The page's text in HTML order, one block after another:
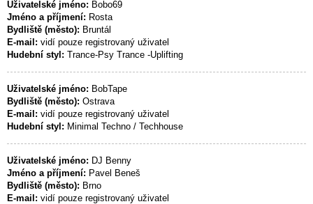
Uživatelské jméno: Bobo69
Jméno a příjmení: Rosta
Bydliště (město): Bruntál
E-mail: vidí pouze registrovaný uživatel
Hudební styl: Trance-Psy Trance -Uplifting
Uživatelské jméno: BobTape
Bydliště (město): Ostrava
E-mail: vidí pouze registrovaný uživatel
Hudební styl: Minimal Techno / Techhouse
Uživatelské jméno: DJ Benny
Jméno a příjmení: Pavel Beneš
Bydliště (město): Brno
E-mail: vidí pouze registrovaný uživatel